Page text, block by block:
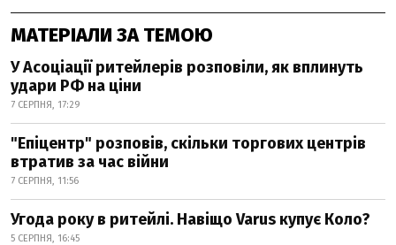
МАТЕРІАЛИ ЗА ТЕМОЮ
У Асоціації ритейлерів розповіли, як вплинуть
удари РФ на ціни
7 СЕРПНЯ, 17:29
"Епіцентр" розповів, скільки торгових центрів
втратив за час війни
7 СЕРПНЯ, 11:56
Угода року в ритейлі. Навіщо Varus купує Коло?
5 СЕРПНЯ, 16:45